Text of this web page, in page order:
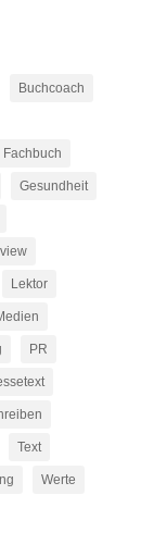
Buchcoach
Fachbuch
Gesundheit
Lektor
PR
Text
Werte